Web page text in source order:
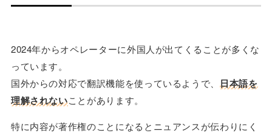
2024年からオペレーターに外国人が出てくることが多くな
っています。
国外からの対応で翻訳機能を使っているようで、日本語を
理解されないことがあります。
特に内容が著作権のことになるとニュアンスが伝わりにく